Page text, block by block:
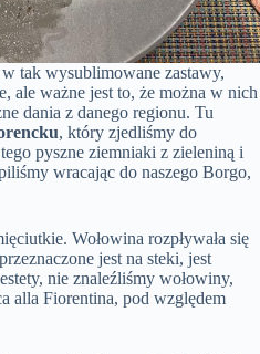
tak wysublimowane zastawy,
ale ważne jest to, że można w nich
dania z danego regionu. Tu
, który zjedliśmy do
pyszne ziemniaki z zieleniną i
wracając do naszego Borgo,
Wołowina rozpływała się
jest na steki, jest
nie znaleźliśmy wołowiny,
alla Fiorentina, pod względem